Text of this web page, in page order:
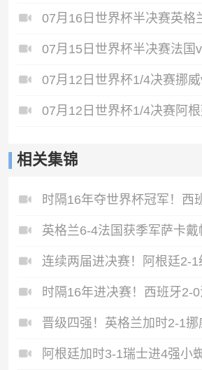
07月15日世界杯半决赛法国
相关集锦